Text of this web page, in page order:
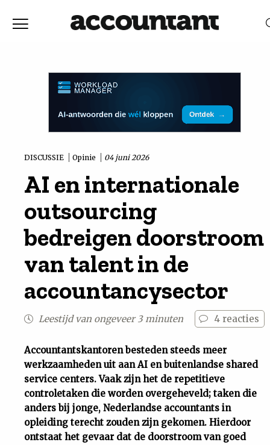
Vaktechniek
Achtergrond
Uit
Feiten
Cijfers
Tuchtrecht
DISCUSSIE Opinie 04 juni 2026
AI en internationale
outsourcing
bedreigen doorstroom
van talent in de
accountancysector
Leestijd van ongeveer 3 minuten 4 reacties
Accountantskantoren besteden steeds meer
werkzaamheden uit aan AI en buitenlandse shared
service centers. Vaak zijn het de repetitieve
controletaken die worden overgeheveld; taken die
anders bij jonge, Nederlandse accountants in
opleiding terecht zouden zijn gekomen. Hierdoor
ontstaat het gevaar dat de doorstroom van goed